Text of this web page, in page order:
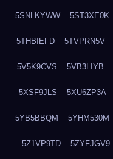
5SNLKYWW 5ST3XE0K
5THBIEFD 5TVPRN5V
5V5K9CVS 5VB3LIYB
5XSF9JLS 5XU6ZP3A
5YB5BBQM 5YHM530M
5Z1VP9TD 5ZYFJGV9